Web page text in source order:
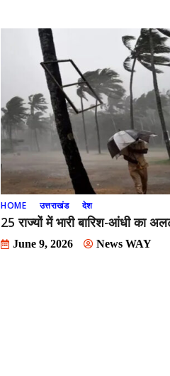
HOME उत्तराखंड देश
25 राज्यों में भारी बारिश-आंधी का
June 9, 2026 News WAY